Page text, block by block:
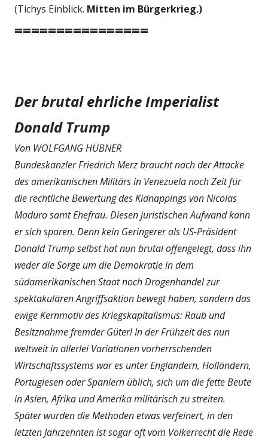
(Tichys Einblick. Mitten im Bürgerkrieg.)
================
Der brutal ehrliche Imperialist
Donald Trump
Von WOLFGANG HÜBNER
Bundeskanzler Friedrich Merz braucht nach der Attacke
des amerikanischen Militärs in Venezuela noch Zeit für
die rechtliche Bewertung des Kidnappings von Nicolas
Maduro samt Ehefrau. Diesen juristischen Aufwand kann
er sich sparen. Denn kein Geringerer als US-Präsident
Donald Trump selbst hat nun brutal offengelegt, dass ihn
weder die Sorge um die Demokratie in dem
südamerikanischen Staat noch Drogenhandel zur
spektakulären Angriffsaktion bewegt haben, sondern das
ewige Kernmotiv des Kriegskapitalismus: Raub und
Besitznahme fremder Güter! In der Frühzeit des nun
weltweit in allerlei Variationen vorherrschenden
Wirtschaftssystems war es unter Engländern, Holländern,
Portugiesen oder Spaniern üblich, sich um die fette Beute
in Asien, Afrika und Amerika militärisch zu streiten.
Später wurden die Methoden etwas verfeinert, in den
letzten Jahrzehnten ist sogar oft vom Völkerrecht die Rede